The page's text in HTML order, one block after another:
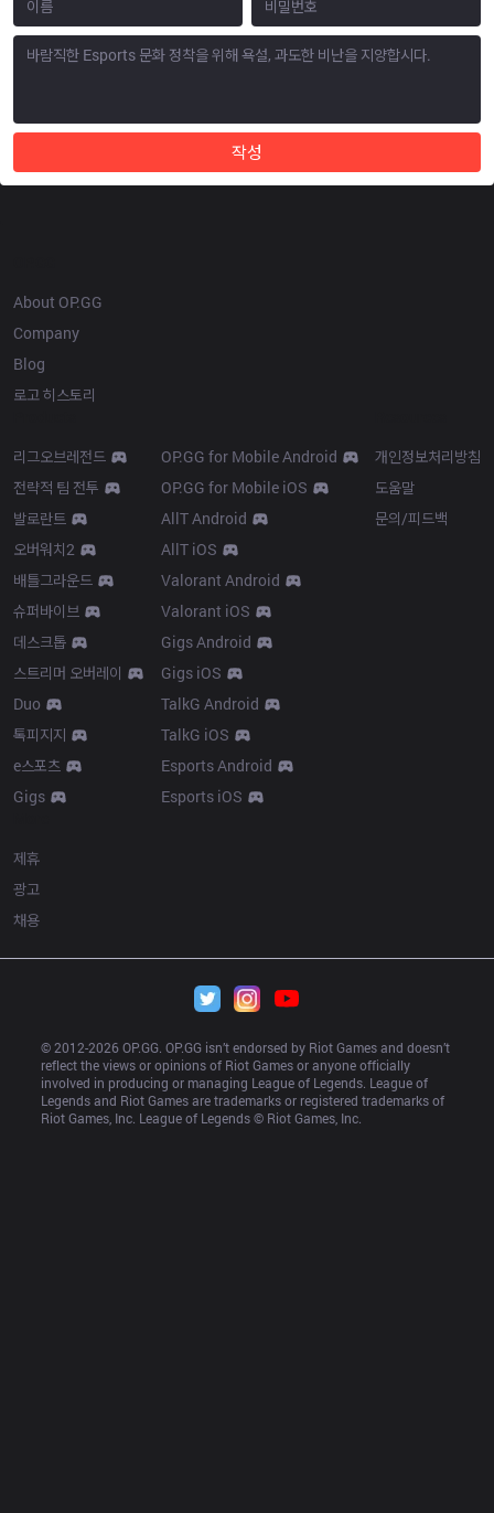
작성
About OP.GG
Company
Blog
로고 히스토리
리그오브레전드
전략적 팀 전투
발로란트
오버워치2
배틀그라운드
슈퍼바이브
데스크톱
스트리머 오버레이
Duo
톡피지지
e스포츠
Gigs
OP.GG for Mobile Android
OP.GG for Mobile iOS
AllT Android
AllT iOS
Valorant Android
Valorant iOS
Gigs Android
Gigs iOS
TalkG Android
TalkG iOS
Esports Android
Esports iOS
개인정보처리방침
도움말
문의/피드백
제휴
광고
채용
© 2012-2026 OP.GG. OP.GG isn’t endorsed by Riot Games and doesn’t
reflect the views or opinions of Riot Games or anyone officially
involved in producing or managing League of Legends. League of
Legends and Riot Games are trademarks or registered trademarks of
Riot Games, Inc. League of Legends © Riot Games, Inc.